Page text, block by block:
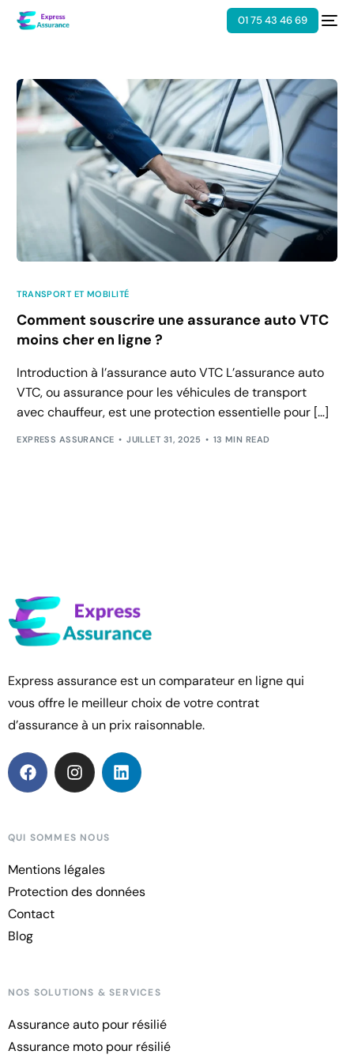
01 75 43 46 69
TRANSPORT ET MOBILITÉ
Comment souscrire une assurance auto VTC
moins cher en ligne ?
Introduction à l’assurance auto VTC L’assurance auto
VTC, ou assurance pour les véhicules de transport
avec chauffeur, est une protection essentielle pour […]
EXPRESS ASSURANCE JUILLET 31, 2025 13 MIN READ
Express assurance est un comparateur en ligne qui
vous offre le meilleur choix de votre contrat
d’assurance à un prix raisonnable.
QUI SOMMES NOUS
Mentions légales
Protection des données
Contact
Blog
NOS SOLUTIONS & SERVICES
Assurance auto pour résilié
Assurance moto pour résilié